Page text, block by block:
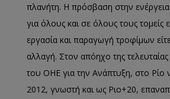
πλανήτη. Η πρόσβαση στην ενέργεια
για όλους και σε όλους τους τομείς
εργασία και παραγωγή τροφίμων είτε
αλλαγή. Στον απόηχο της
του ΟΗΕ για την Ανάπτυξη, στο Ρίο
2012, γνωστή και ως Ριο+20,